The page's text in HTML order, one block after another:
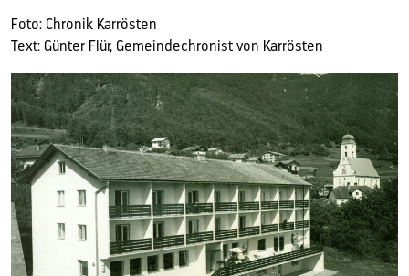
Foto: Chronik Karrösten
Text: Günter Flür, Gemeindechronist von Karrösten